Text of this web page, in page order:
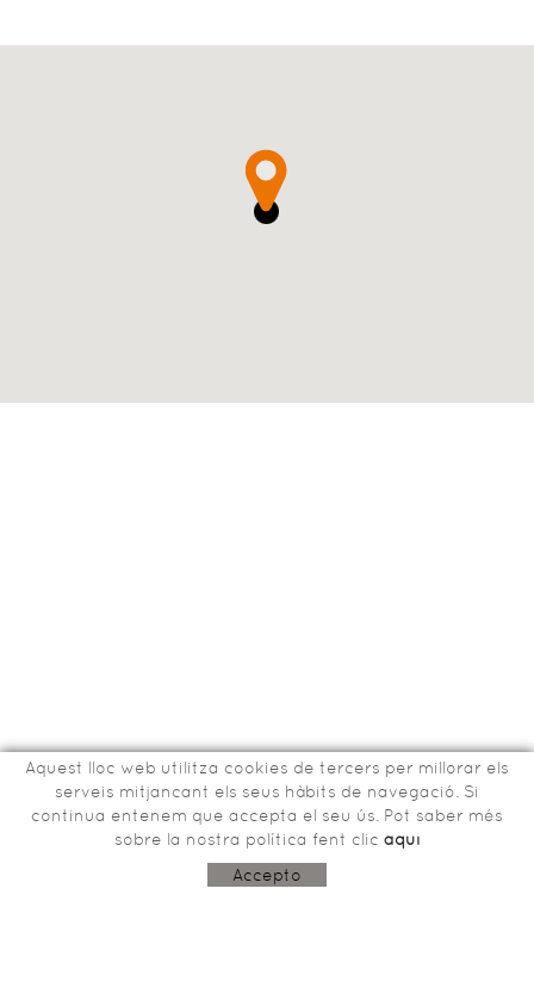
Bisbe Tomàs de Lorenzana, 15
17800 OLOT (Girona)
Aquest lloc web utilitza cookies de tercers per millorar els
serveis mitjancant els seus hàbits de navegació. Si
continua entenem que accepta el seu ús. Pot saber més
sobre la nostra política fent clic aquí
Accepto